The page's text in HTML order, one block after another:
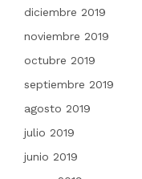
diciembre 2019
noviembre 2019
octubre 2019
septiembre 2019
agosto 2019
julio 2019
junio 2019